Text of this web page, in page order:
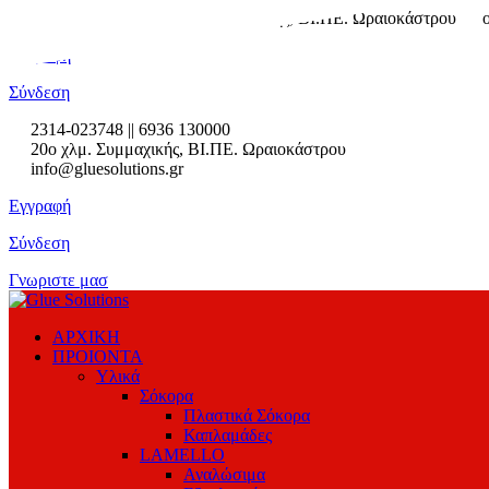
2ο χλμ. Συμμαχικής, ΒΙ.ΠΕ. Ωραιοκάστρου
Εγγραφή
Σύνδεση
2314-023748 || 6936 130000
20ο χλμ. Συμμαχικής, ΒΙ.ΠΕ. Ωραιοκάστρου
info@gluesolutions.gr
Εγγραφή
Σύνδεση
Γνωριστε μασ
ΑΡΧΙΚΗ
ΠΡΟΙΟΝΤΑ
Υλικά
Σόκορα
Πλαστικά Σόκορα
Καπλαμάδες
LAMELLO
Αναλώσιμα